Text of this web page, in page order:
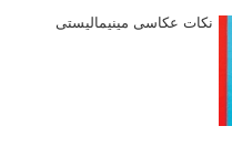
نکات عکاسی مینیمالیستی